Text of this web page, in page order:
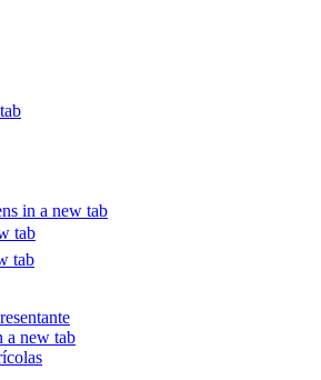
in a new tab
tab
tab
a new tab